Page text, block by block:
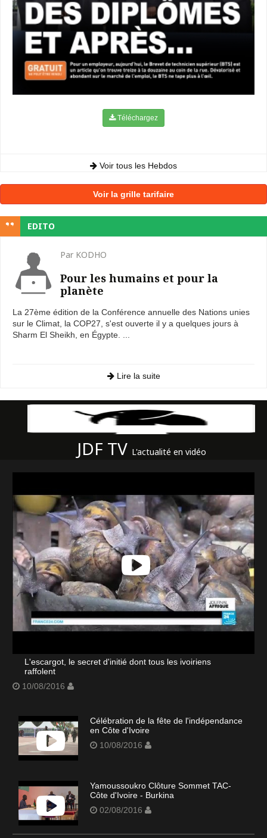
Téléchargez
Voir tous les Hebdos
Voir la grille tarifaire
EDITO
Par KODHO
Pour les humains et pour la
planète
La 27ème édition de la Conférence annuelle des Nations unies
sur le Climat, la COP27, s'est ouverte il y a quelques jours à
Sharm El Sheikh, en Égypte. ...
Lire la suite
JDF TV L'actualité en vidéo
L'escargot, le secret d'initié dont tous les ivoiriens
raffolent
10/08/2016
Célébration de la fête de l'indépendance
en Côte d'Ivoire
10/08/2016
Yamoussoukro Clôture Sommet TAC-
Côte d'Ivoire - Burkina
02/08/2016